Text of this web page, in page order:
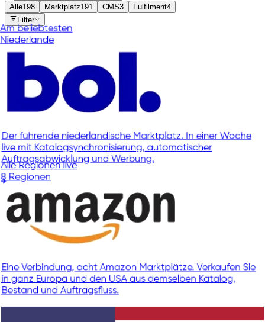
Alle198 Marktplatz191 CMS3 Fulfilment4
Filter
Am beliebtesten
Niederlande
Der führende niederländische Marktplatz. In einer Woche
live mit Katalogsynchronisierung, automatischer
Auftragsabwicklung und Werbung.
Alle Regionen live
8 Regionen
Eine Verbindung, acht Amazon Marktplätze. Verkaufen Sie
in ganz Europa und den USA aus demselben Katalog,
Bestand und Auftragsfluss.